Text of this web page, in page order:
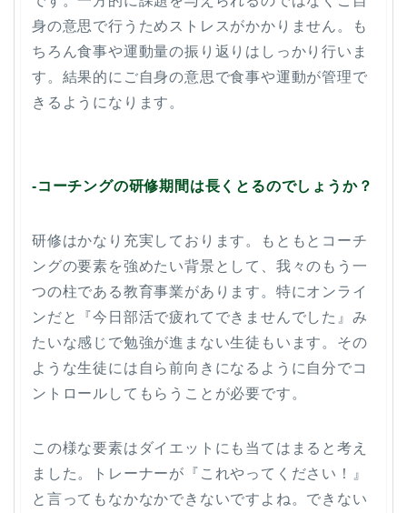
身の意思で行うためストレスがかかりません。も
ちろん食事や運動量の振り返りはしっかり行いま
す。結果的にご自身の意思で食事や運動が管理で
きるようになります。
-コーチングの研修期間は長くとるのでしょうか？
研修はかなり充実しております。もともとコーチ
ングの要素を強めたい背景として、我々のもう一
つの柱である教育事業があります。特にオンライ
ンだと『今日部活で疲れてできませんでした』み
たいな感じで勉強が進まない生徒もいます。その
ような生徒には自ら前向きになるように自分でコ
ントロールしてもらうことが必要です。
この様な要素はダイエットにも当てはまると考え
ました。トレーナーが『これやってください！』
と言ってもなかなかできないですよね。できない